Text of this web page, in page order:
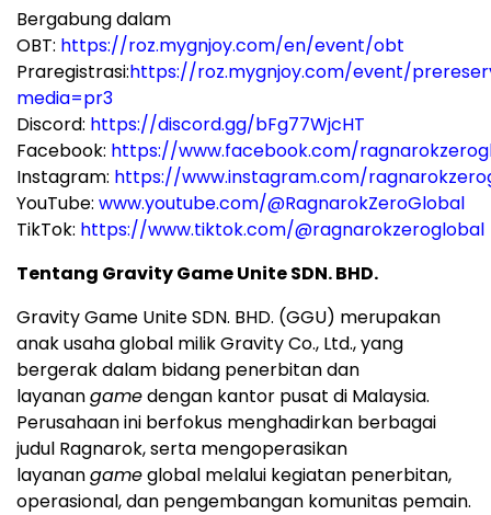
Bergabung dalam
OBT: https://roz.mygnjoy.com/en/event/obt
Praregistrasi:https://roz.mygnjoy.com/event/
media=pr3
Discord: https://discord.gg/bFg77WjcHT
Facebook: https://www.facebook.com/
Instagram: https://www.instagram.com/
YouTube: www.youtube.com/@RagnarokZeroGlobal
TikTok: https://www.tiktok.com/@ragnarokzeroglobal
Tentang Gravity Game Unite SDN. BHD.
Gravity Game Unite SDN. BHD. (GGU) merupakan
anak usaha global milik Gravity Co., Ltd., yang
bergerak dalam bidang penerbitan dan
layanangamedengan kantor pusat di Malaysia.
Perusahaan ini berfokus menghadirkan berbagai
judul Ragnarok, serta mengoperasikan
layanangameglobal melalui kegiatan penerbitan,
operasional, dan pengembangan komunitas pemain.